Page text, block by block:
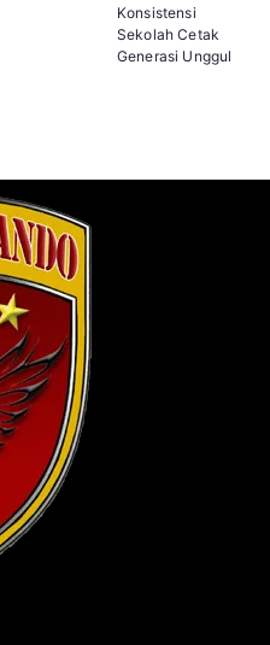
Konsistensi
Sekolah Cetak
Generasi Unggul